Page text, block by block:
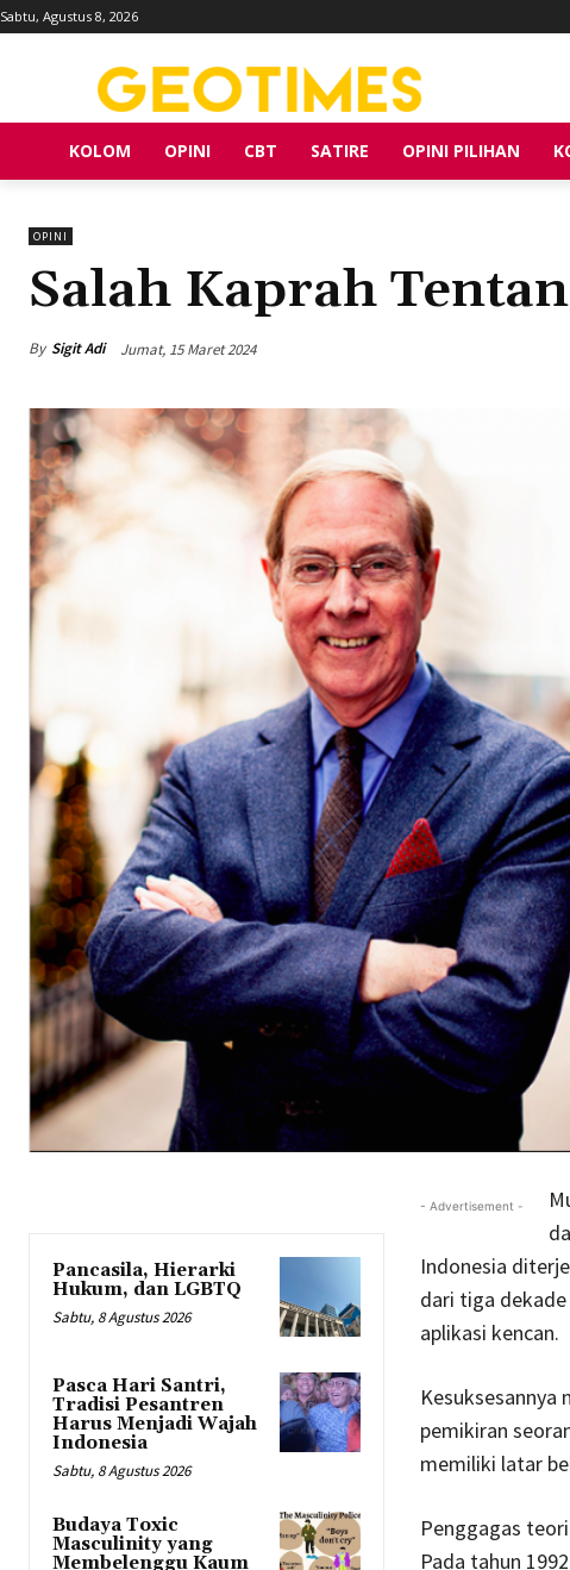
Sabtu, Agustus 8, 2026
KOLOM OPINI CBT SATIRE OPINI PILIHAN
OPINI
Salah Kaprah
By Sigit Adi Jumat, 15 Maret 2024
Pancasila, Hierarki
Hukum, dan LGBTQ
Sabtu, 8 Agustus 2026
Pasca Hari Santri,
Tradisi Pesantren
Harus Menjadi Wajah
Indonesia
Sabtu, 8 Agustus 2026
Budaya Toxic
Masculinity yang
Membelenggu Kaum
- Advertisement -
Indonesia
dari tiga
aplikasi kencan.
pemikiran
memiliki latar
Penggagas
Pada tahun